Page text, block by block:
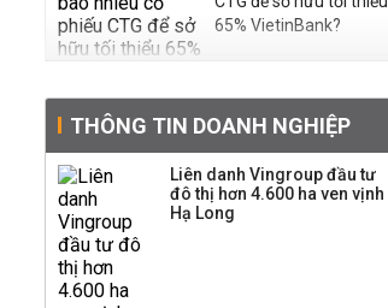
65% VietinBank?
62.000 tỷ đồng tiền
mặt, ngang ngửa MWG
Chuyên gia Phạm Xuân
THÔNG TIN DOANH NGHIỆP
Liên danh Vingroup đầu tư
đô thị hơn 4.600 ha ven vịnh
Hạ Long